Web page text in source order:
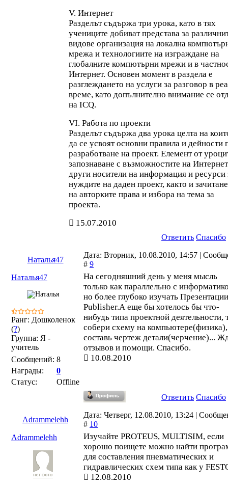
V. Интернет
Разделът съдържа три урока, като в тях
учениците добиват представа за
видове организация на локална
мрежа и технологиите на изграждане на
глобалните компютърни мрежи и в
Интернет. Основен момент в раздела е
разглеждането на услуги за разговор в
време, като допълнително внимание се
на ICQ.
VI. Работа по проекти
Разделът съдържа два урока целта на
да се усвоят основни правила и дейности
разработване на проект. Елемент от
запознаване с възможностите на
други носители на информация и ресурси
нуждите на даден проект, както и
на авторките права и избора на тема за
проекта.
15.07.2010
Ответить Спасибо
Наталья47
Дата: Вторник, 10.08.2010, 14:57 |
# 9
Наталья47
Ранг: Дошколенок
(?)
Группа: Я -
учитель
Сообщений: 8
Награды:
0
Статус:
Offline
На сегодняшний день у меня мысль
только как параллельно с
но более глубоко изучать
Publisher.А еще бы хотелось бы что-
нибудь типа проектной деятельности,
собери схему на компьютере(физика),
составь чертеж детали(черчение)...
отзывов и помощи. Спасибо.
10.08.2010
Ответить Спасибо
Adrammelehh
Дата: Четверг, 12.08.2010, 13:24 |
# 10
Adrammelehh
Изучайте PROTEUS, MULTISIM, если
хорошо поищете можно найти
для составления пневматических и
гидравлических схем типа как у
12.08.2010